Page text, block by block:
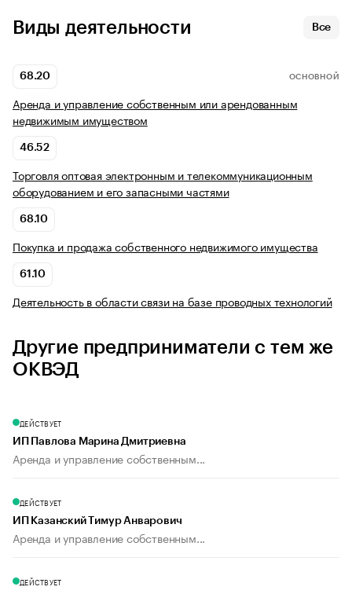
Виды деятельности Все
68.20 ОСНОВНОЙ
Аренда и управление собственным или арендованным
недвижимым имуществом
46.52
Торговля оптовая электронным и телекоммуникационным
оборудованием и его запасными частями
68.10
Покупка и продажа собственного недвижимого имущества
61.10
Деятельность в области связи на базе проводных технологий
Другие предприниматели с тем же
ОКВЭД
ДЕЙСТВУЕТ
ИП Павлова Марина Дмитриевна
Аренда и управление собственным...
ДЕЙСТВУЕТ
ИП Казанский Тимур Анварович
Аренда и управление собственным...
ДЕЙСТВУЕТ